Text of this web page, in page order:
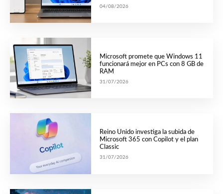
04/08/2026
Microsoft promete que Windows 11
funcionará mejor en PCs con 8 GB de
RAM
31/07/2026
Reino Unido investiga la subida de
Microsoft 365 con Copilot y el plan
Classic
31/07/2026